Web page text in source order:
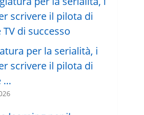
per la serialità, i
scrivere il pilota di
…